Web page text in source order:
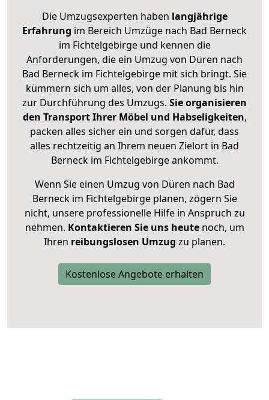
Die Umzugsexperten haben langjährige
Erfahrung im Bereich Umzüge nach Bad Berneck
im Fichtelgebirge und kennen die
Anforderungen, die ein Umzug von Düren nach
Bad Berneck im Fichtelgebirge mit sich bringt. Sie
kümmern sich um alles, von der Planung bis hin
zur Durchführung des Umzugs. Sie organisieren
den Transport Ihrer Möbel und Habseligkeiten,
packen alles sicher ein und sorgen dafür, dass
alles rechtzeitig an Ihrem neuen Zielort in Bad
Berneck im Fichtelgebirge ankommt.
Wenn Sie einen Umzug von Düren nach Bad
Berneck im Fichtelgebirge planen, zögern Sie
nicht, unsere professionelle Hilfe in Anspruch zu
nehmen. Kontaktieren Sie uns heutenoch, um
Ihren reibungslosen Umzug zu planen.
Kostenlose Angebote erhalten